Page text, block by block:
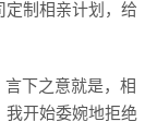
定制相亲计划，给
下之意就是，相
我开始委婉地拒绝